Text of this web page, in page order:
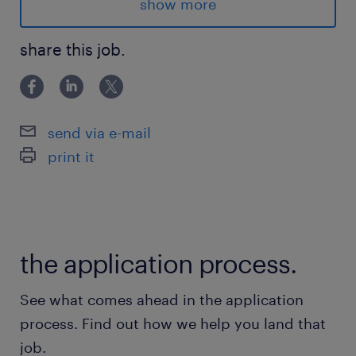
Crossdocking, elaborar planos de ação para
melhoria dos indicadores;
Participar ativamente de auditorias e ser
processo de internalização da cultura e DNA
MELI;
contato), gestão de SHE 360, executor de
KPI da área People: abs, gestão individual do
show more
share this job.
send via e-mail
print it
the application process.
See what comes ahead in the application
process. Find out how we help you land that
job.